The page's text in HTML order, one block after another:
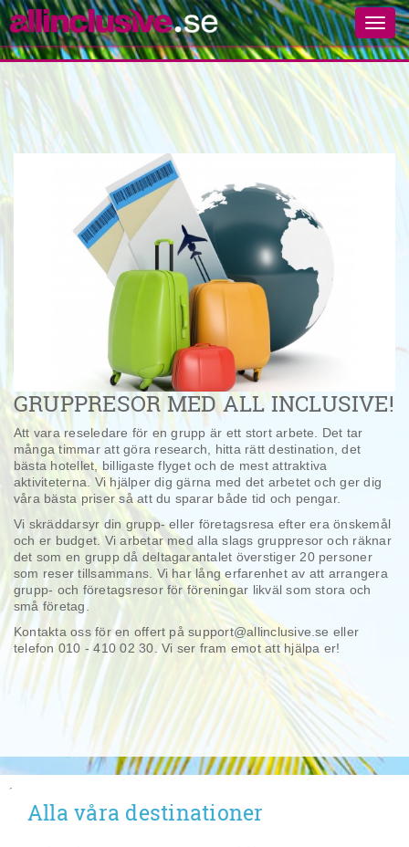
GRUPPRESOR MED ALL INCLUSIVE!
Att vara reseledare för en grupp är ett stort arbete. Det tar
många timmar att göra research, hitta rätt destination, det
bästa hotellet, billigaste flyget och de mest attraktiva
aktiviteterna. Vi hjälper dig gärna med det arbetet och ger dig
våra bästa priser så att du sparar både tid och pengar.
Vi skräddarsyr din grupp- eller företagsresa efter era önskemål
och er budget. Vi arbetar med alla slags gruppresor och räknar
det som en grupp då deltagarantalet överstiger 20 personer
som reser tillsammans. Vi har lång erfarenhet av att arrangera
grupp- och företagsresor för föreningar likväl som stora och
små företag.
Kontakta oss för en offert på support@allinclusive.se eller
telefon 010 - 410 02 30. Vi ser fram emot att hjälpa er!
´
Alla våra destinationer